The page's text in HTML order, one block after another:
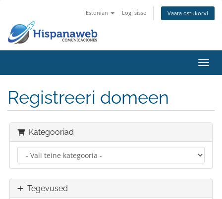
Estonian Logi sisse Vaata ostukorvi
Registreeri domeen
Kategooriad
Tegevused